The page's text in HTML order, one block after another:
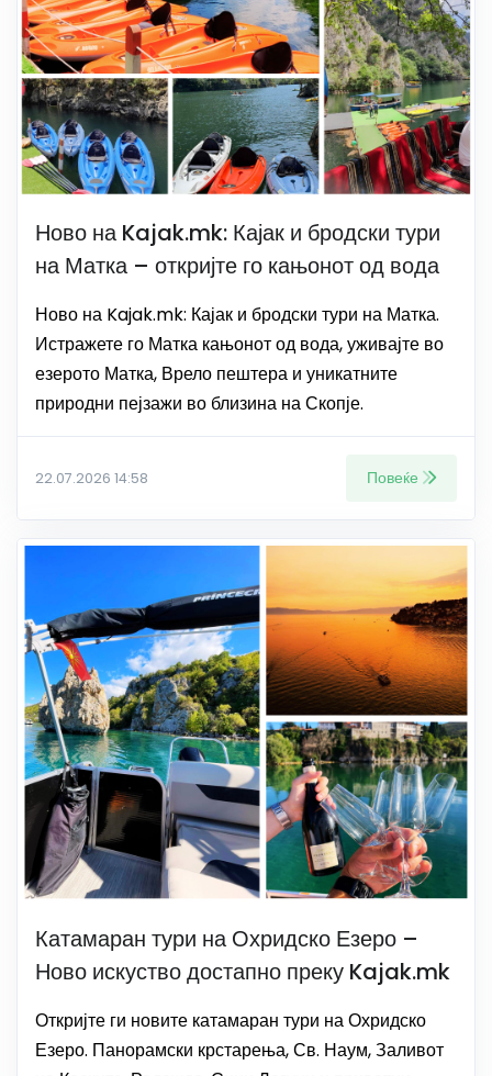
Ново на Kajak.mk: Кајак и бродски тури
на Матка – откријте го кањонот од вода
Ново на Kajak.mk: Кајак и бродски тури на Матка.
Истражете го Матка кањонот од вода, уживајте во
езерото Матка, Врело пештера и уникатните
природни пејзажи во близина на Скопје.
22.07.2026 14:58 Повеќе
Катамаран тури на Охридско Езеро –
Ново искуство достапно преку Kajak.mk
Откријте ги новите катамаран тури на Охридско
Езеро. Панорамски крстарења, Св. Наум, Заливот